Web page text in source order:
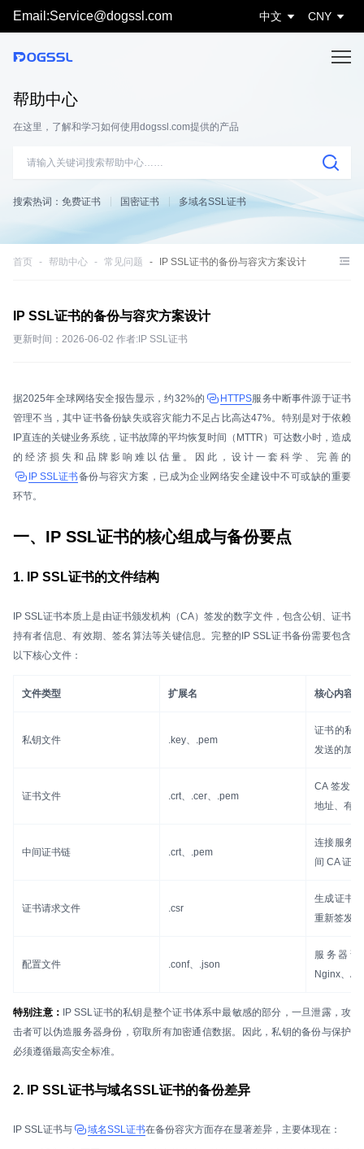
Email:Service@dogssl.com 中文 CNY
帮助中心
在这里，了解和学习如何使用dogssl.com提供的产品
搜索热词： 免费证书 国密证书 多域名SSL证书
首页 帮助中心 常见问题 IP SSL证书的备份与容灾方案设计
IP SSL证书的备份与容灾方案设计
更新时间：2026-06-02 作者:IP SSL证书
据2025年全球网络安全报告显示，约32%的 HTTPS服务中断事件源于证书
管理不当，其中证书备份缺失或容灾能力不足占比高达47%。特别是对于依赖
IP直连的关键业务系统，证书故障的平均恢复时间（MTTR）可达数小时，造成
的经济损失和品牌影响难以估量。因此，设计一套科学、完善的
IP SSL证书备份与容灾方案，已成为企业网络安全建设中不可或缺的重要
环节。
一、IP SSL证书的核心组成与备份要点
1. IP SSL证书的文件结构
IP SSL证书本质上是由证书颁发机构（CA）签发的数字文件，包含公钥、证书
持有者信息、有效期、签名算法等关键信息。完整的IP SSL证书备份需要包含
以下核心文件：
文件类型 扩展名 核心内容
私钥文件 .key、.pem
证书的私
发送的加
证书文件 .crt、.cer、.pem
CA 签发的
地址、有
中间证书链 .crt、.pem
连接服务
间 CA 证书
证书请求文件 .csr
生成证书
重新签发
配置文件 .conf、.json
服务器
Nginx、
特别注意：
IP SSL证书的私钥是整个证书体系中最敏感的部分，一旦泄露，攻
击者可以伪造服务器身份，窃取所有加密通信数据。因此，私钥的备份与保护
必须遵循最高安全标准。
2. IP SSL证书与域名SSL证书的备份差异
IP SSL证书与 域名SSL证书在备份容灾方面存在显著差异，主要体现在：